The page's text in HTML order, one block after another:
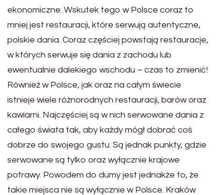
ekonomiczne. Wskutek tego w Polsce coraz to
mniej jest restauracji, które serwują autentyczne,
polskie dania. Coraz częściej powstają restauracje,
w których serwuje się dania z zachodu lub
ewentualnie dalekiego wschodu – czas to zmienić!
Również w Polsce, jak oraz na całym świecie
istnieje wiele różnorodnych restauracji, barów oraz
kawiarni. Najczęściej są w nich serwowane dania z
całego świata tak, aby każdy mógł dobrać coś
dobrze do swojego gustu. Są jednak punkty, gdzie
serwowane są tylko oraz wyłącznie krajowe
potrawy. Powodem do dumy jest jednakże to, że
takie miejsca nie są wyłącznie w Polsce. Kraków